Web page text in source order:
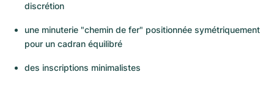
discrétion
une minuterie "chemin de fer" positionnée symétriquement
pour un cadran équilibré
des inscriptions minimalistes